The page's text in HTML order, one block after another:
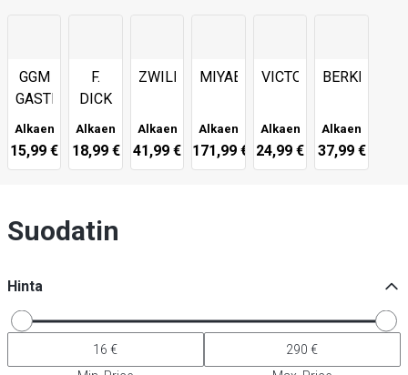
GGM
GASTRO
Alkaen
15,99 €
F.
DICK
Alkaen
18,99 €
ZWILLING
Alkaen
41,99 €
MIYABI
Alkaen
171,99 €
VICTORINOX
Alkaen
24,99 €
BERKEL
Alkaen
37,99 €
Suodatin
Hinta